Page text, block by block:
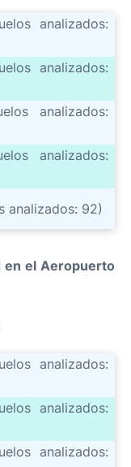
analizados:
analizados:
analizados:
analizados:
analizados: 92)
en el Aeropuerto
analizados:
analizados:
analizados: